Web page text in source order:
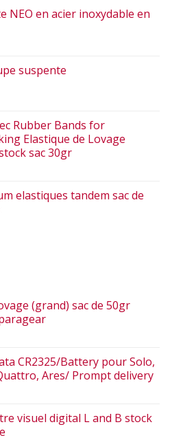
NEO en acier inoxydable en
suspente
Rubber Bands for
Elastique de Lovage
sac 30gr
elastiques tandem sac de
(grand) sac de 50gr
CR2325/Battery pour Solo,
Ares/ Prompt delivery
visuel digital L and B stock